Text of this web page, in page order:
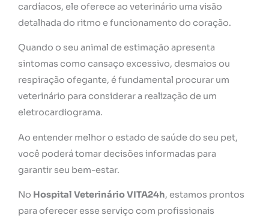
cardíacos, ele oferece ao veterinário uma visão
detalhada do ritmo e funcionamento do coração.
Quando o seu animal de estimação apresenta
sintomas como cansaço excessivo, desmaios ou
respiração ofegante, é fundamental procurar um
veterinário para considerar a realização de um
eletrocardiograma.
Ao entender melhor o estado de saúde do seu pet,
você poderá tomar decisões informadas para
garantir seu bem-estar.
No Hospital Veterinário VITA24h, estamos prontos
para oferecer esse serviço com profissionais